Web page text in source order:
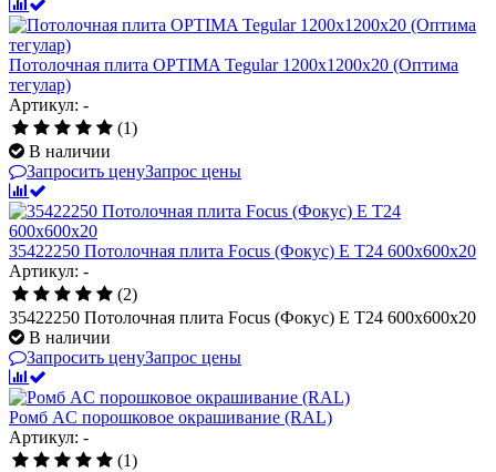
Потолочная плита OPTIMA Tegular 1200x1200x20 (Оптима
тегулар)
Артикул: -
(1)
В наличии
Запросить ценуЗапрос цены
35422250 Потолочная плита Focus (Фокус) E T24 600x600x20
Артикул: -
(2)
35422250 Потолочная плита Focus (Фокус) E T24 600x600x20
В наличии
Запросить ценуЗапрос цены
Ромб AC порошковое окрашивание (RAL)
Артикул: -
(1)